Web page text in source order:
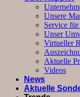
Unsere
Service für
Unser
Virtueller
Aktuelle
Videos
News
Aktuelle